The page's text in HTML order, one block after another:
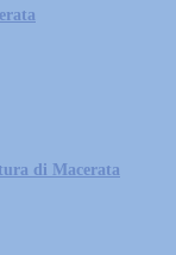
di Macerata